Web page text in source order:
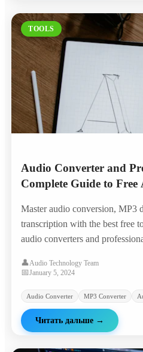
TOOLS
Audio Converter and
Complete Guide to
Master audio conversion, MP3
transcription with the best free
audio converters and
👤Audio Technology Team
📅January 5, 2024
Audio Converter MP3 Converter
Читать дальше →